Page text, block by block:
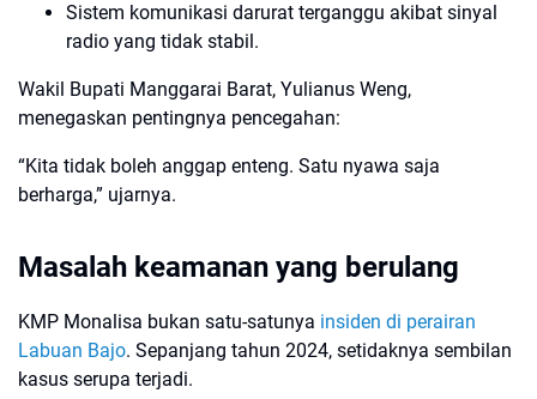
Sistem komunikasi darurat terganggu akibat sinyal
radio yang tidak stabil.
Wakil Bupati Manggarai Barat, Yulianus Weng,
menegaskan pentingnya pencegahan:
“Kita tidak boleh anggap enteng. Satu nyawa saja
berharga,” ujarnya.
Masalah keamanan yang berulang
KMP Monalisa bukan satu-satunya insiden di perairan
Labuan Bajo. Sepanjang tahun 2024, setidaknya sembilan
kasus serupa terjadi.